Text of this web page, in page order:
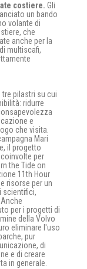
costiere. Gli
un bando
volante di
che
anche per la
multiscafi,
tre pilastri su cui
ridurre
e
che visita.
Mari
il progetto
per
the Tide on
11th Hour
risorse per un
scientifici,
per i progetti di
della Volvo
eliminare l'uso
pur
di
e di creare
in generale.